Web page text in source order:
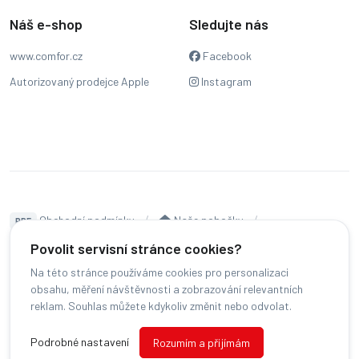
Povolit servisní stránce cookies?
Na této stránce používáme cookies pro personalizaci
obsahu, měření návštěvnosti a zobrazování relevantních
reklam. Souhlas můžete kdykoliv změnit nebo odvolat.
Podrobné nastavení Rozumím a přijímám
Náš e-shop
www.comfor.cz
Autorizovaný prodejce Apple
Sledujte nás
Facebook
Instagram
PDF Obchodní podmínky
Naše pobočky
Čeština
Všechna práva vyhrazena.
Změnit preference cookies